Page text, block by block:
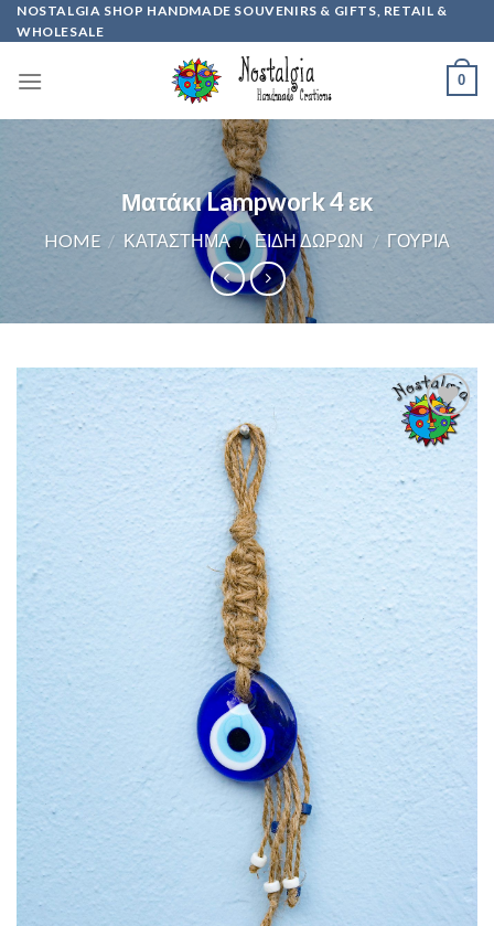
Skip
to
NOSTALGIA SHOP HANDMADE SOUVENIRS & GIFTS, RETAIL &
WHOLESALE
0
Ματάκι Lampwork 4 εκ
HOME / ΚΑΤΆΣΤΗΜΑ / ΕΊΔΗ ΔΏΡΩΝ / ΓΟΎΡΙΑ
Προσθήκη
στη
wishlist